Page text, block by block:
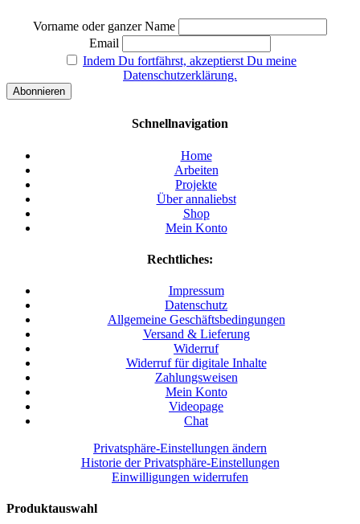
Vorname oder ganzer Name
Email
Indem Du fortfährst, akzeptierst Du meine
Datenschutzerklärung.
Schnellnavigation
Home
Arbeiten
Projekte
Über annaliebst
Shop
Mein Konto
Rechtliches:
Impressum
Datenschutz
Allgemeine Geschäftsbedingungen
Versand & Lieferung
Widerruf
Widerruf für digitale Inhalte
Zahlungsweisen
Mein Konto
Videopage
Chat
Privatsphäre-Einstellungen ändern
Historie der Privatsphäre-Einstellungen
Einwilligungen widerrufen
Produktauswahl